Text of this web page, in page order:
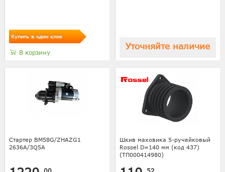
Купить в один клик
В корзину
Уточняйте наличие
Стартер BM58G/ZHAZG1
2636A/3Q5A
00
Шкив маховика 5-ручейковый
Rossel D=140 мм (код 437)
(ТП000414980)
52